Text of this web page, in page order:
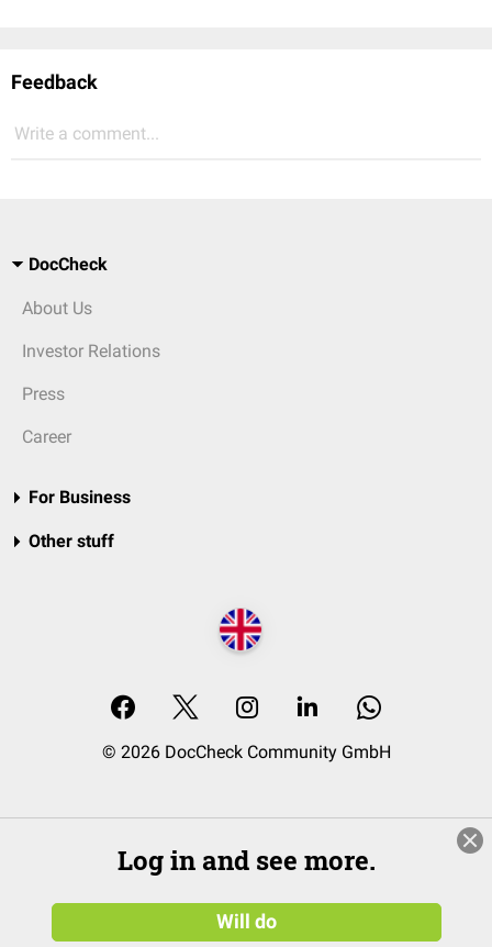
Feedback
Write a comment...
DocCheck
About Us
Investor Relations
Press
Career
For Business
Other stuff
© 2026 DocCheck Community GmbH
Log in and see more.
Will do